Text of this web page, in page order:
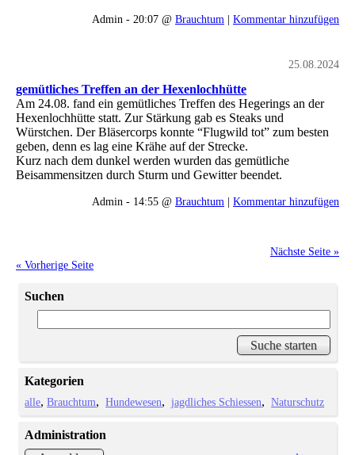
Admin - 20:07 @ Brauchtum | Kommentar hinzufügen
25.08.2024
gemütliches Treffen an der Hexenlochhütte
Am 24.08. fand ein gemütliches Treffen des Hegerings an der
Hexenlochhütte statt. Zur Stärkung gab es Steaks und
Würstchen. Der Bläsercorps konnte “Flugwild tot” zum besten
geben, denn es lag eine Krähe auf der Strecke.
Kurz nach dem dunkel werden wurden das gemütliche
Beisammensitzen durch Sturm und Gewitter beendet.
Admin - 14:55 @ Brauchtum | Kommentar hinzufügen
Nächste Seite »
« Vorherige Seite
Suchen
Kategorien
alle Brauchtum Hundewesen jagdliches Schiessen Naturschutz
Administration